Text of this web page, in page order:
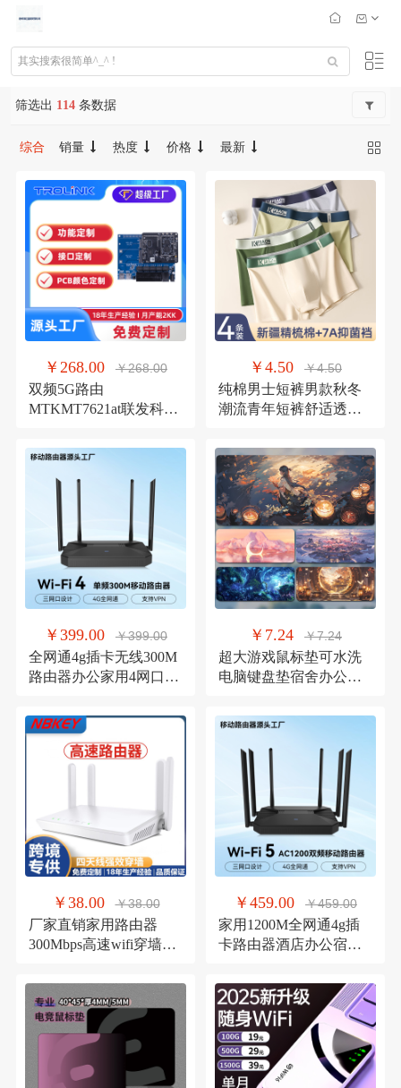
筛选出 114 条数据
综合 销量 热度 价格 最新
￥268.00 ￥268.00
双频5G路由
MTKMT7621at联发科无
片路由器
￥4.50 ￥4.50
纯棉男士短裤男款秋冬
潮流青年短裤舒适透气
￥399.00 ￥399.00
全网通4g插卡无线300M
路由器办公家用4网口全
￥7.24 ￥7.24
超大游戏鼠标垫可水洗
电脑键盘垫宿舍办公通
￥38.00 ￥38.00
厂家直销家用路由器
300Mbps高速wifi穿墙无
￥459.00 ￥459.00
家用1200M全网通4g插
卡路由器酒店办公宿舍